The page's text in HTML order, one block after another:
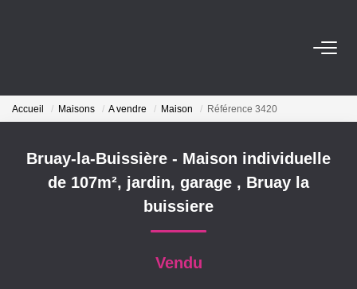
Nos Biens Locations
Nos Biens Loués
Accueil Maisons A vendre Maison Référence 3420
Bruay-la-Buissière - Maison individuelle
de 107m², jardin, garage , Bruay la
buissiere
Vendu